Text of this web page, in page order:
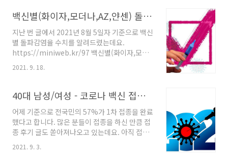
글도 쏟아져나오고 있는데요. 아직 접종을 못하
신 분들이 불안감에 찾아보시거나, 혹은
miniweb.kr 그 중에서 화이재 백신을 접종한
100명의 후기를 분석한 결과 대략 80~85%가
완벽하게 일치된 증상을 나타내는 것을 발견했습
니다. 화이자 1차 접종 - 당일 - 접종 당일은 아무
~ 37.5도의 미열이 발생..
백신별(화이자,모더나,AZ,얀센) 돌파감염률 최신 버전
지난 번 글에서 2021년 8월 5일자 기준으로 백신
별 돌파감염율 수치를 알려드렸는데요.
https://miniweb.kr/97 백신별(화이자,모더
나,AZ,얀센) 돌파감염률 코로나 백신을 맞으면
끝날 줄 알았던 코로나19인데 백신 접종한 사람
서 곧 일상으로 복귀할 것이란 기대감도 점점 사
라지고 있습니다. 현재 우 miniweb.kr 질병관
리청 중앙방역대책본부에서 2021년 8월 30일자
(9월 15일 발표)로 백신별 돌파감염률 최신 수치
를 공개했습니다. 먼저 아래 자료는 8월 5일자입
니다. 당시 돌파감염률이 낮은 순서로 1위 - 교차
2021. 9. 18.
40대 남성/여성 - 코로나 백신 접종후기 총정리
어제 기준으로 전국민의 57%가 1차 접종을 완료
했다고 합니다. 많은 분들이 접종을 하신 만큼 접
종 후기 글도 쏟아져나오고 있는데요. 아직 접종
접종을 하셨는데 다른 분들은 어떤 후유증이 있
2021. 9. 3.